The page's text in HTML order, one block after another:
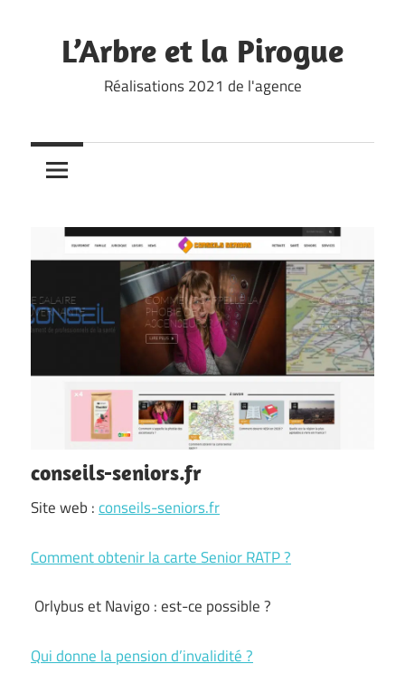
contentL’Arbre et la Pirogue
Réalisations 2021 de l'agence
conseils-seniors.fr
Site web :conseils-seniors.fr
Comment obtenir la carte Senior RATP ?
Orlybus et Navigo : est-ce possible ?
Qui donne la pension d’invalidité ?